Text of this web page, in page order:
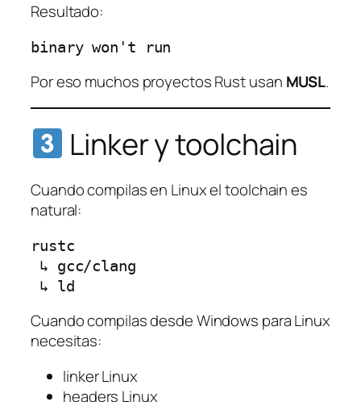
Resultado:
binary won't run
Por eso muchos proyectos Rust usan MUSL.
Linker y toolchain
Cuando compilas en Linux el toolchain es
natural:
rustc
↳ gcc/clang
↳ ld
Cuando compilas desde Windows para Linux
necesitas:
linker Linux
headers Linux